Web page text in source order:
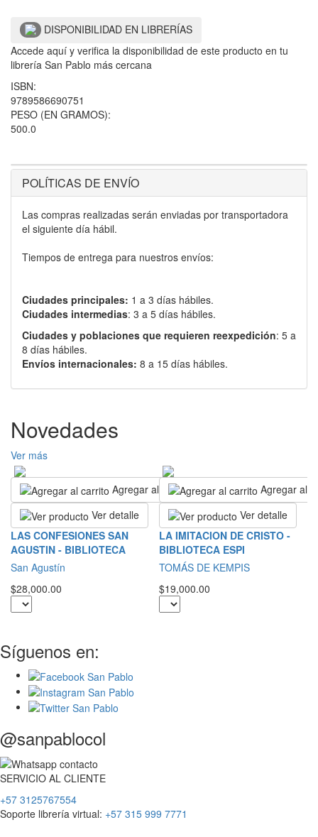
DISPONIBILIDAD EN LIBRERÍAS
Accede aquí y verifica la disponibilidad de este producto en tu
librería San Pablo más cercana
ISBN:
9789586690751
PESO (EN GRAMOS):
500.0
POLÍTICAS DE ENVÍO
Las compras realizadas serán enviadas por transportadora
el siguiente día hábil.
Tiempos de entrega para nuestros envíos:
Ciudades principales: 1 a 3 días hábiles.
Ciudades intermedias: 3 a 5 días hábiles.
Ciudades y poblaciones que requieren reexpedición: 5 a
8 días hábiles.
Envíos internacionales: 8 a 15 días hábiles.
Novedades
Ver más
Agregar al carrito
Ver detalle
LAS CONFESIONES SAN
AGUSTIN - BIBLIOTECA
San Agustín
$28,000.00
Agregar al
Ver detalle
LA IMITACION DE CRISTO -
BIBLIOTECA ESPI
TOMÁS DE KEMPIS
$19,000.00
Síguenos en:
@sanpablocol
SERVICIO AL CLIENTE
+57 3125767554
Soporte librería virtual: +57 315 999 7771